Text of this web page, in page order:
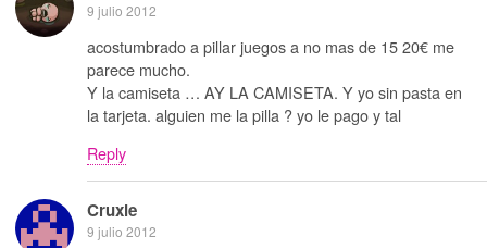
9 julio 2012
acostumbrado a pillar juegos a no mas de 15 20€ me
parece mucho.
Y la camiseta … AY LA CAMISETA. Y yo sin pasta en
la tarjeta. alguien me la pilla ? yo le pago y tal
Reply
Cruxie
9 julio 2012